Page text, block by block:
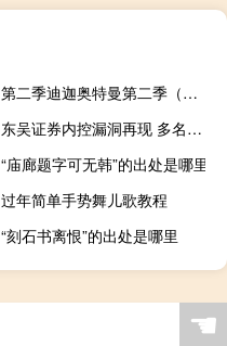
第二季迪迦奥特曼第二季（在哪里可以看到迪迦奥特曼第二部光的归来）
东吴证券内控漏洞再现 多名员工飞单遭监管责令改正
“庙廊题字可无韩”的出处是哪里
过年简单手势舞儿歌教程
“刻石书离恨”的出处是哪里
☚